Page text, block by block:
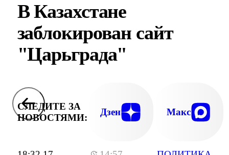
В Казахстане
заблокирован сайт
"Царьграда"
СЛЕДИТЕ ЗА
НОВОСТЯМИ:
Дзен Макс